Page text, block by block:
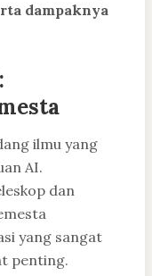
dampaknya
ilmu yang
AI.
dan
yang sangat
penting.